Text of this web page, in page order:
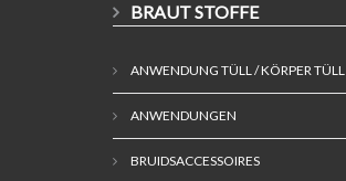
BRAUT STOFFE
ANWENDUNG TÜLL / KÖRPER TÜLL
ANWENDUNGEN
BRUIDSACCESSOIRES